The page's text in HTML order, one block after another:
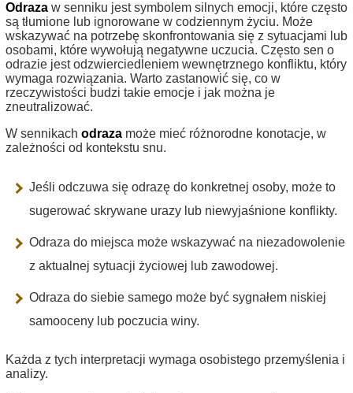
Odraza w senniku jest symbolem silnych emocji, które często
są tłumione lub ignorowane w codziennym życiu. Może
wskazywać na potrzebę skonfrontowania się z sytuacjami lub
osobami, które wywołują negatywne uczucia. Często sen o
odrazie jest odzwierciedleniem wewnętrznego konfliktu, który
wymaga rozwiązania. Warto zastanowić się, co w
rzeczywistości budzi takie emocje i jak można je
zneutralizować.
W sennikach odraza może mieć różnorodne konotacje, w
zależności od kontekstu snu.
Jeśli odczuwa się odrazę do konkretnej osoby, może to
sugerować skrywane urazy lub niewyjaśnione konflikty.
Odraza do miejsca może wskazywać na niezadowolenie
z aktualnej sytuacji życiowej lub zawodowej.
Odraza do siebie samego może być sygnałem niskiej
samooceny lub poczucia winy.
Każda z tych interpretacji wymaga osobistego przemyślenia i
analizy.